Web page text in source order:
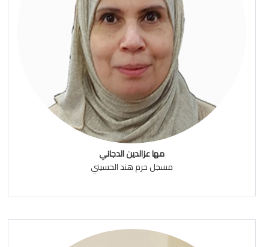
مها عزالدين الدجاني
مسجل حرم هند الحسيني